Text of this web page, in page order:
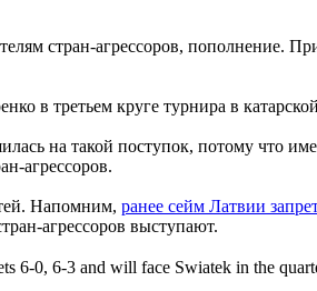
стран-агрессоров, пополнение.
в третьем круге турнира в
на такой поступок, потому что
агрессоров.
Напомним, ранее сейм Латвии
агрессоров выступают.
6-0, 6-3 and will face Swiatek in the